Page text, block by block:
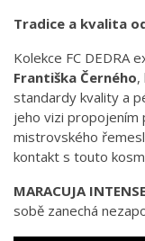
Tradice a kvalita
Kolekce FC DEDRA
Františka Černého,
standardy kvality a
jeho vizi propojením
mistrovského
kontakt s touto
MARACUJA INTENSE
sobě zanechá